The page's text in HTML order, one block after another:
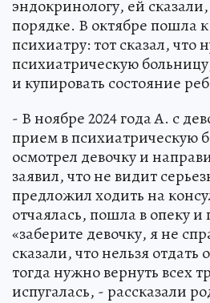
эндокринологу, ей
порядке. В октябре пошла
психиатру: тот сказал, что
психиатрическую
и купировать состояние
- В ноябре 2024 года А. с
прием в психиатрическую
осмотрел девочку и
заявил, что не видит
предложил ходить на
отчаялась, пошла в опеку и
«заберите девочку, я не
сказали, что нельзя
тогда нужно вернуть всех
испугалась, - рассказали